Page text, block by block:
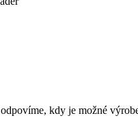
kdy je možné